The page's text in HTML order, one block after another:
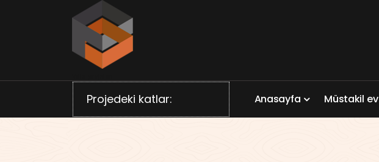
Projedeki katlar: Anasayfa Müstakil ev